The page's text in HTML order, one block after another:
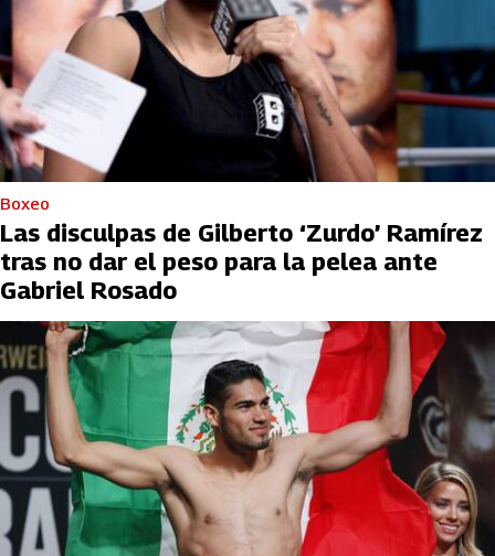
Boxeo
Las disculpas de Gilberto ‘Zurdo’ Ramírez
tras no dar el peso para la pelea ante
Gabriel Rosado